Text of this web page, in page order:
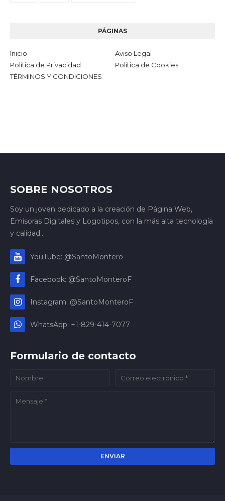
PÁGINAS
Inicio
Aviso Legal
Política de Privacidad
Política de Cookies
TÉRMINOS Y CONDICIONES
SOBRE NOSOTROS
Soy un joven dedicado a la creación de Página Web,
Emisoras Digitales y Logotipos, con la más alta tecnología
y calidad...
YouTube: @SantoMontero
Facebook: @SantoMonteroF
Instagram: @SantoMonteroF
WhatsApp: +1-829-414-7077
Formulario de contacto